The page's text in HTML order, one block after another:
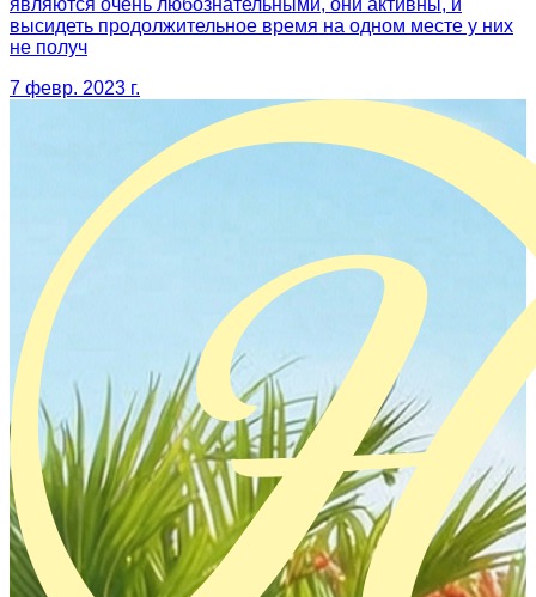
высидеть продолжительное время на одном месте у них
не получ
7 февр. 2023 г.